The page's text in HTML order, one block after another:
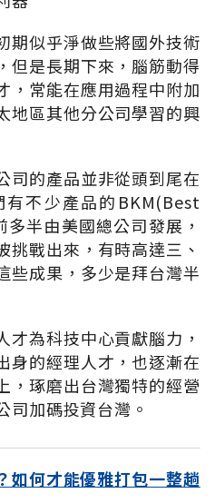
期似乎淨做些將國外技術
但是長期下來，腦筋動得
，常能在應用過程中附加
地區其他分公司學習的興
司的產品並非從頭到尾在
不少產品的BKM(Best
半由美國總公司發展，
挑戰出來，有時高達三、
些成果，多少是拜台灣半
為科技中心貢獻腦力，
身的經理人才，也逐漸在
，琢磨出台灣獨特的經營
司加碼投資台灣。
如何才能優雅打包一整趟